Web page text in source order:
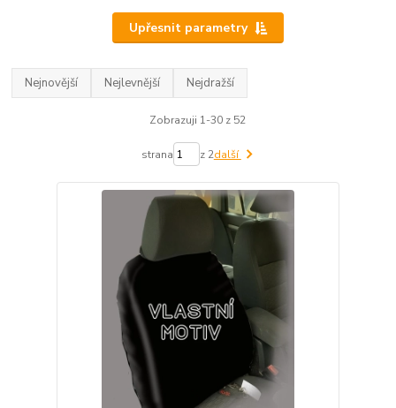
Upřesnit parametry
Nejnovější Nejlevnější Nejdražší
Zobrazuji 1-30 z 52
strana z 2další